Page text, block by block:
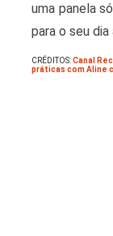
uma panela
para o seu dia
CRÉDITOS:Canal
práticas com Aline